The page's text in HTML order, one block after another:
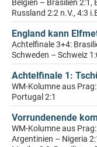
Belgien – Brasilien 2:1,
Russland 2:2 n.V., 4:3
England kann
Achtelfinale 3+4:
Schweden – Schweiz
Achtelfinale 1:
WM-Kolumne aus
Portugal 2:1
Vorrundenende
WM-Kolumne aus
Argentinien – Nigeria